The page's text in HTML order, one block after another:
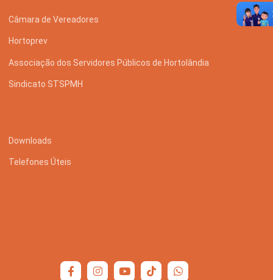
Câmara de Vereadores
Hortoprev
Associação dos Servidores Públicos de Hortolândia
Sindicato STSPMH
Downloads
Telefones Úteis